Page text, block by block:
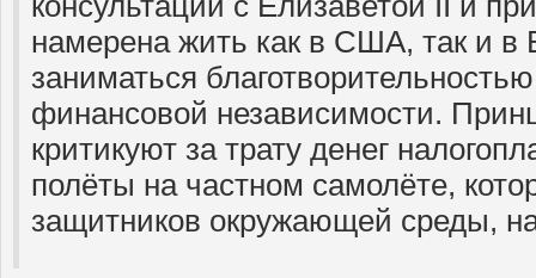
намерена жить как в США, так и в
заниматься
финансовой независимости.
критикуют за трату денег
полёты на частном самолёте,
защитников окружающей среды,